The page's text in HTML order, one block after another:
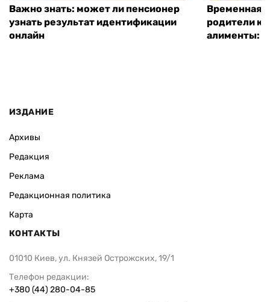
Важно знать: может ли пенсионер
узнать результат идентификации
онлайн
Временная
родители
алименты:
ИЗДАНИЕ
Архивы
Редакция
Реклама
Редакционная политика
Карта
КОНТАКТЫ
01010 Киев, ул. Князей Острожских, 19/1
Телефон редакции:
+380 (44) 280-04-85